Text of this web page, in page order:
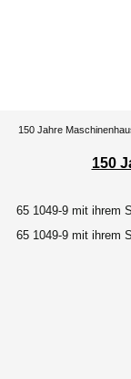
150 Jahre
150
65 1049-9 mit ihrem
65 1049-9 mit ihrem